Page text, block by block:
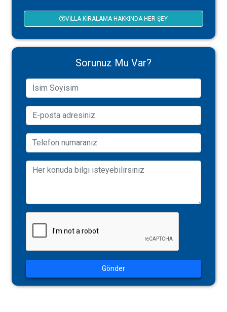
VILLA KIRALAMA HAKKINDA HER ŞEY
Sorunuz Mu Var?
Gönder